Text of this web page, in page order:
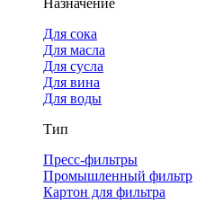
Назначение
Для сока
Для масла
Для сусла
Для вина
Для воды
Тип
Пресс-фильтры
Промышленный фильтр
Картон для фильтра